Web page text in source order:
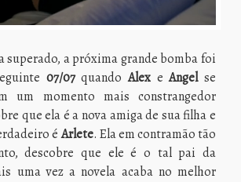
a próxima grande bomba foi
07/07quandoAlexeAngelse
um momento mais constrangedor
que ela é a nova amiga de sua filha e
éArlete. Ela em contramão tão
descobre que ele é o tal pai da
uma vez a novela acaba no melhor